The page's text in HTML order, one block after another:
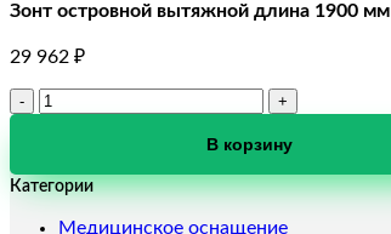
Зонт островной вытяжной длина 1900 мм
29 962 ₽
Количество
вытяжной
В корзину
Категории
Медицинское оснащение